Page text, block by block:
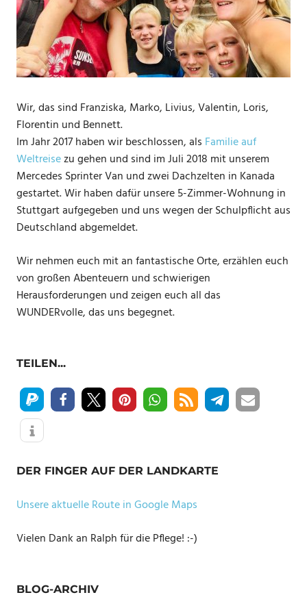
Wir, das sind Franziska, Marko, Livius, Valentin, Loris,
Florentin und Bennett.
Im Jahr 2017 haben wir beschlossen, als Familie auf
Weltreisezu gehen und sind im Juli 2018 mit unserem
Mercedes Sprinter Van und zwei Dachzelten in Kanada
gestartet. Wir haben dafür unsere 5-Zimmer-Wohnung in
Stuttgart aufgegeben und uns wegen der Schulpflicht aus
Deutschland abgemeldet.
Wir nehmen euch mit an fantastische Orte, erzählen euch
von großen Abenteuern und schwierigen
Herausforderungen und zeigen euch all das
WUNDERvolle, das uns begegnet.
TEILEN...
DER FINGER AUF DER LANDKARTE
Unsere aktuelle Route in Google Maps
Vielen Dank an Ralph für die Pflege! :-)
BLOG-ARCHIV